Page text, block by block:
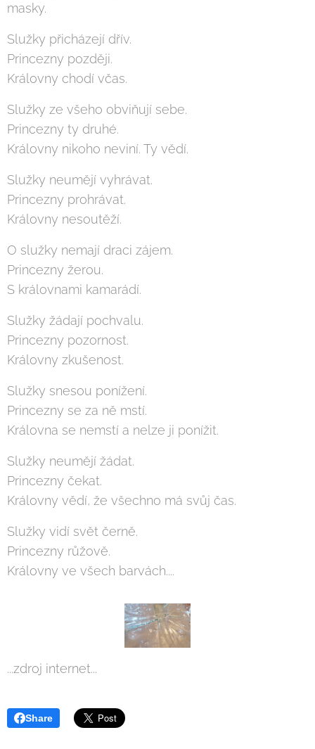
masky.
Služky přicházejí dřív.
Princezny později.
Královny chodí včas.
Služky ze všeho obviňují sebe.
Princezny ty druhé.
Královny nikoho neviní. Ty vědí.
Služky neumějí vyhrávat.
Princezny prohrávat.
Královny nesoutěží.
O služky nemají draci zájem.
Princezny žerou.
S královnami kamarádí.
Služky žádají pochvalu.
Princezny pozornost.
Královny zkušenost.
Služky snesou ponížení.
Princezny se za ně mstí.
Královna se nemstí a nelze ji ponížit.
Služky neumějí žádat.
Princezny čekat.
Královny vědí, že všechno má svůj čas.
Služky vidí svět černě.
Princezny růžově.
Královny ve všech barvách....
...zdroj internet...
Share